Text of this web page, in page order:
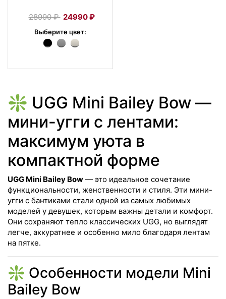
28990₽ 24990₽
Выберите цвет:
❇️ UGG Mini Bailey Bow —
мини-угги с лентами:
максимум уюта в
компактной форме
UGG Mini Bailey Bow — это идеальное сочетание
функциональности, женственности и стиля. Эти мини-
угги с бантиками стали одной из самых любимых
моделей у девушек, которым важны детали и комфорт.
Они сохраняют тепло классических UGG, но выглядят
легче, аккуратнее и особенно мило благодаря лентам
на пятке.
❇️ Особенности модели Mini
Bailey Bow